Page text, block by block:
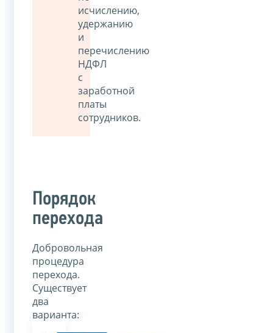
исчислению,
удержанию
и
перечислению
НДФЛ
с
заработной
платы
сотрудников.
Порядок
перехода
Добровольная
процедура
перехода.
Существует
два
варианта: